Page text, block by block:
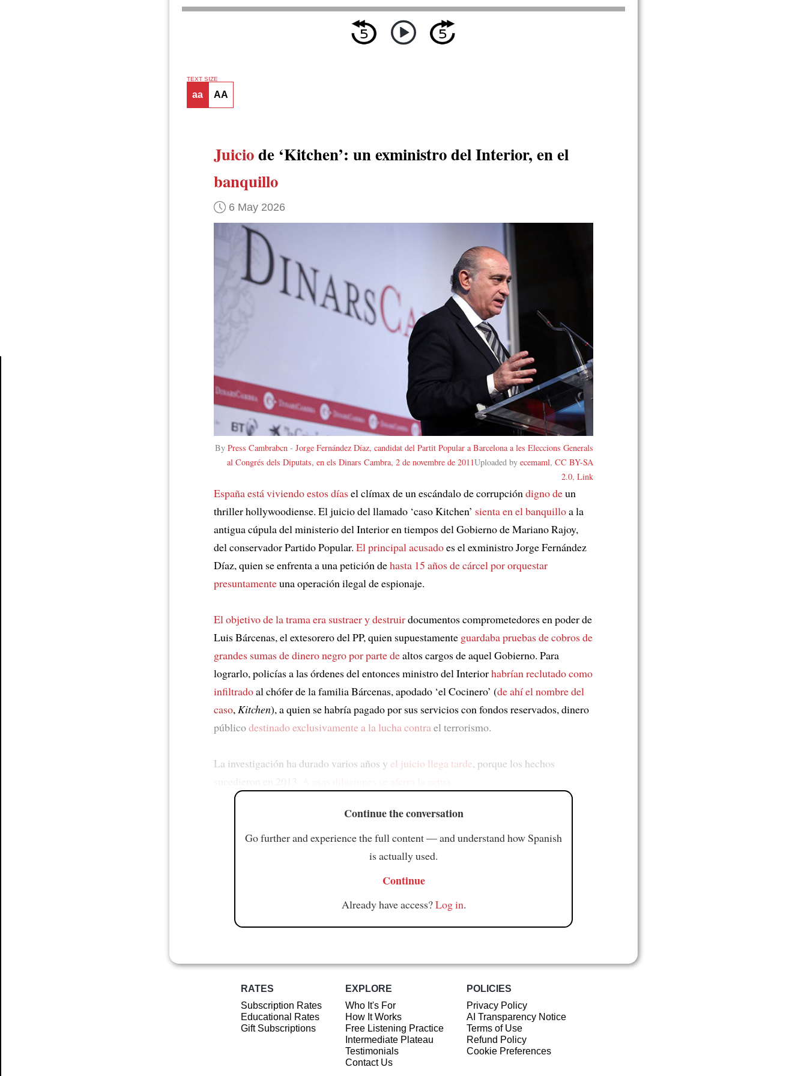
TEXT SIZE
aa AA
Juiciode ‘Kitchen’: un exministro del Interior, en el
banquillo
6 May 2026
By Press Cambrabcn - Jorge Fernández Díaz, candidat del Partit Popular a Barcelona a les Eleccions Generals
al Congrés dels Diputats, en els Dinars Cambra, 2 de novembre de 2011Uploaded by ecemaml, CC BY-SA
2.0, Link
España está viviendo estos díasel clímax de un escándalo de corrupción digno deun
thriller hollywoodiense. El juicio del llamado ‘caso Kitchen’ sienta en el banquilloa la
antigua cúpula del ministerio del Interior en tiempos del Gobierno de Mariano Rajoy,
del conservador Partido Popular. El principal acusadoes el exministro Jorge Fernández
Díaz, quien se enfrenta a una petición dehasta 15 años de cárcel por orquestar
presuntamenteuna operación ilegal de espionaje.
El objetivo de la trama era sustraer y destruirdocumentos comprometedores en poder de
Luis Bárcenas, el extesorero del PP, quien supuestamente guardaba pruebas de cobros de
grandes sumas de dinero negro por parte dealtos cargos de aquel Gobierno. Para
lograrlo, policías a las órdenes del entonces ministro del Interiorhabrían reclutado como
infiltradoal chófer de la familia Bárcenas, apodado ‘el Cocinero’ (de ahí el nombre del
caso, Kitchen), a quien se habría pagado por sus servicios con fondos reservados, dinero
públicodestinado exclusivamente a la lucha contra el terrorismo.
La investigación ha durado varios años y el juicio llega tarde, porque los hechos
Continue the conversation
Go further and experience the full content — and understand how Spanish
is actually used.
Continue
Already have access?Log in.
RATES
Subscription Rates
Educational Rates
Gift Subscriptions
EXPLORE
Who It's For
How It Works
Free Listening Practice
Intermediate Plateau
Testimonials
Contact Us
POLICIES
Privacy Policy
AI Transparency Notice
Terms of Use
Refund Policy
Cookie Preferences